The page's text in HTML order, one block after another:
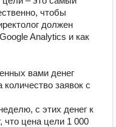
чтобы
должен
Analytics и как
вами денег
заявок с
с этих денег к
что цена цели 1 000